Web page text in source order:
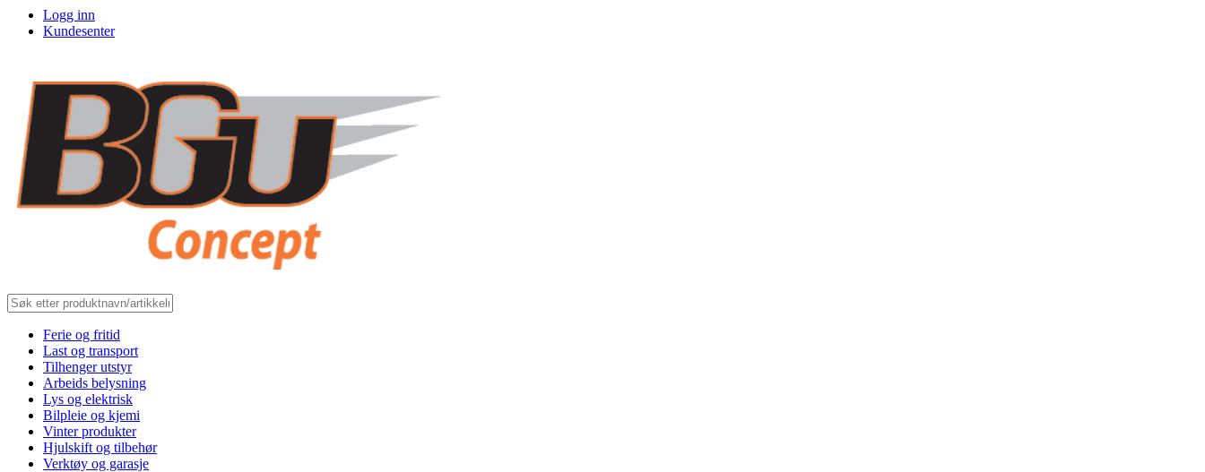
Logg inn
Kundesenter
Ferie og fritid
Last og transport
Tilhenger utstyr
Arbeids belysning
Lys og elektrisk
Bilpleie og kjemi
Vinter produkter
Hjulskift og tilbehør
Verktøy og garasje